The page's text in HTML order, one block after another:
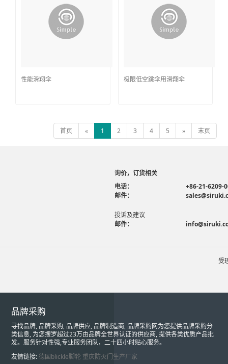
性能滑翔伞 极限低空跳伞用滑翔伞
首页 « 1 2 3 4 5 » 末页
询价，订货相关
电话：
+86-21-6209-
邮件：
投诉及建议
邮件：
受
品牌采购
寻找品牌, 品牌采购, 品牌供应, 品牌制造商, 品牌采购网为您提供品牌采购分
类信息, 为您搜罗超过23万由品牌全世界认证的供应商, 提供各类优质产品批
发。服务针对性强,专业服务团队，二十四小时贴心服务。
友情链接:德国blickle脚轮 重庆防火门生产厂家